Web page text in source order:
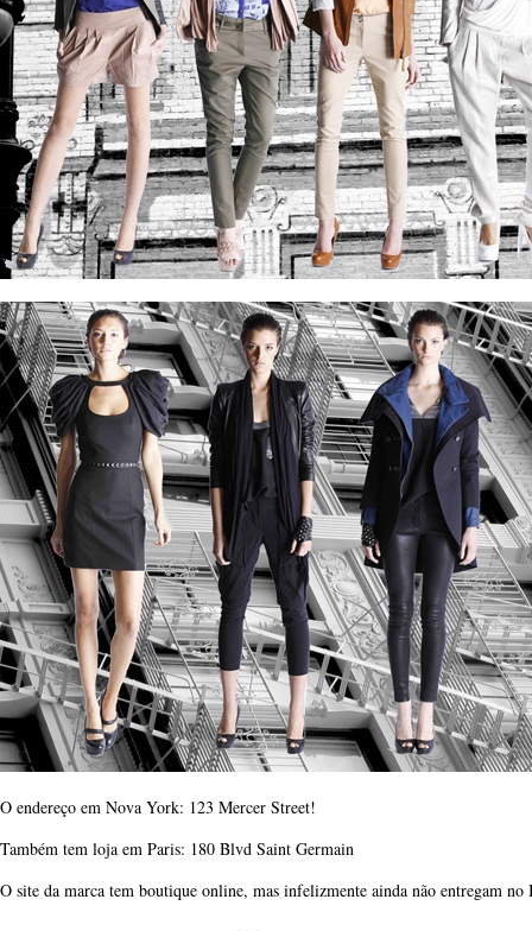
O endereço em Nova York: 123 Mercer Street!
Também tem loja em Paris: 180 Blvd Saint Germain
O site da marca tem boutique online, mas infelizmente ainda não entregam no